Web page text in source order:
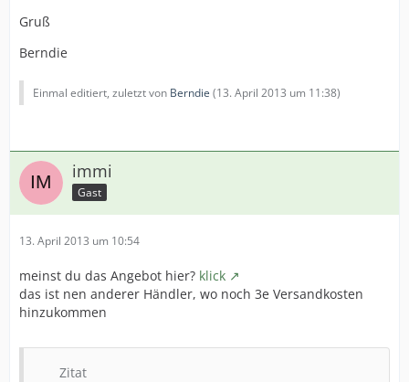
Gruß
Berndie
Einmal editiert, zuletzt von Berndie (13. April 2013 um 11:38)
immi
Gast
13. April 2013 um 10:54
meinst du das Angebot hier? klick
das ist nen anderer Händler, wo noch 3e Versandkosten
hinzukommen
Zitat